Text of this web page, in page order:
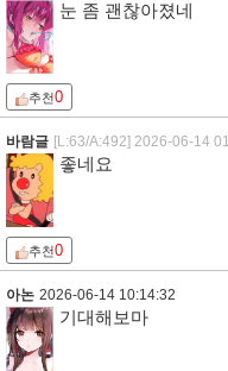
눈 좀 괜찮아졌네
추천0
바람글 [L:63/A:492] 2026-06-14
좋네요
추천0
아논 2026-06-14 10:14:32
기대해보마